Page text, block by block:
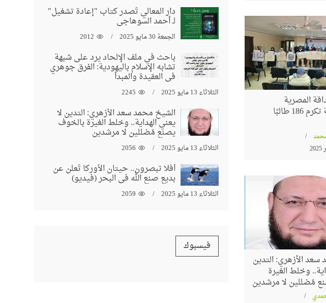
المصرية
الأذربيجانية تكرم 186 طالبًا
الأزهري: التدين
وخلط الغيرة
مُضللين لا مرشدين
دار المعالي تُصدر كتاب "إعادة تشغيل"
لـ أحمد السوهاجي
الجمعة 30 مايو 2025 2012
باحث في ملف الإلحاد يرد على شبهة
تشابه الإسلام باليهودية: الفرق جوهري
في العقيدة والمبدأ
الثلاثاء 13 مايو 2025 2245
الشيخ محمد سعد الأزهري: التدين لا
يعني الهداية.. وخلط الغيرة بالخوف
يصنع مُضللين لا مرشدين
الثلاثاء 13 مايو 2025 2056
أفلا تبصرون.. حيتان الأوركا تُعلن عن
بديع صنع الله في البحر (فيديو)
الثلاثاء 13 مايو 2025 2059
فيسبوك